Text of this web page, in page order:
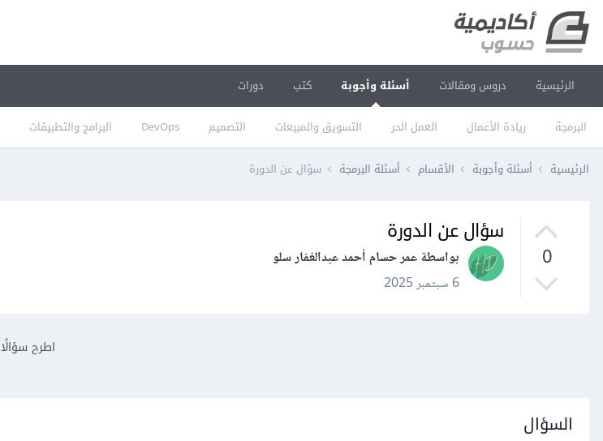
الرئيسية دروس ومقالات أسئلة وأجوبة
البرمجة ريادة الأعمال العمل الحر التسويق والمبيعات التصميم DevOps البرامج والتطبيقات
كتب دورات
الرئيسية أسئلة وأجوبة الأقسام أسئلة البرمجة سؤال عن الدورة
0
سؤال عن الدورة
بواسطة عمر حسام أحمد عبدالغفار سلو
6 سبتمبر 2025
اطرح سؤالًا
السؤال